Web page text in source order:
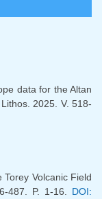
data for the Altan
2025. V. 518-
Volcanic Field
487. P. 1-16. DOI: